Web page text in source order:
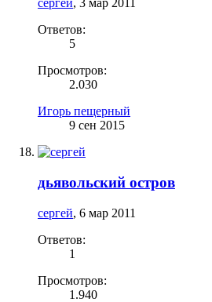
сергей, 3 мар 2011
Ответов:
5
Просмотров:
2.030
Игорь пещерный
9 сен 2015
дьявольский остров
сергей, 6 мар 2011
Ответов:
1
Просмотров:
1.940